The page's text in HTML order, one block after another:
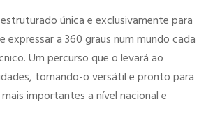
única e exclusivamente para
a 360 graus num mundo cada
Um percurso que o levará ao
tornando-o versátil e pronto para
importantes a nível nacional e